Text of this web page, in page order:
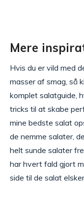
Mere
Hvis du er vild med
masser af smag, så
komplet salatguide,
tricks til at skabe
mine bedste salat
de nemme salater,
helt sunde salater
har hvert fald gjort
side til de salat